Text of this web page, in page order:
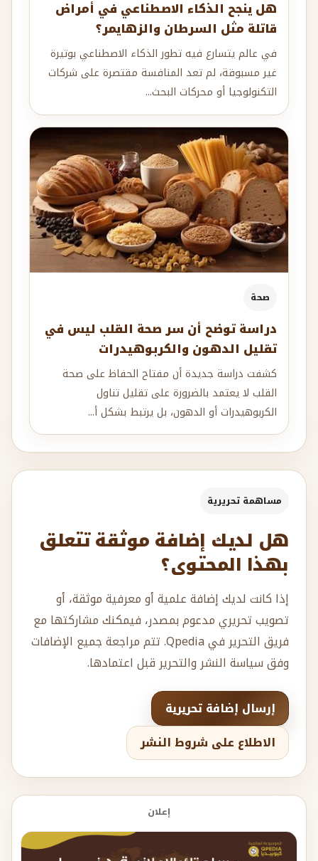
هل ينجح الذكاء الاصطناعي في أمراض
قاتلة مثل السرطان والزهايمر؟
في عالم يتسارع فيه تطور الذكاء الاصطناعي بوتيرة
غير مسبوقة، لم تعد المنافسة مقتصرة على شركات
التكنولوجيا أو محركات البحث...
صحة
دراسة توضح أن سر صحة القلب ليس في
تقليل الدهون والكربوهيدرات
كشفت دراسة جديدة أن مفتاح الحفاظ على صحة
القلب لا يعتمد بالضرورة على تقليل تناول
الكربوهيدرات أو الدهون، بل يرتبط بشكل أ...
مساهمة تحريرية
هل لديك إضافة موثقة تتعلق
بهذا المحتوى؟
إذا كانت لديك إضافة علمية أو معرفية موثقة، أو
تصويب تحريري مدعوم بمصدر، فيمكنك مشاركتها مع
فريق التحرير في Qpedia. تتم مراجعة جميع الإضافات
وفق سياسة النشر والتحرير قبل اعتمادها.
إرسال إضافة تحريرية
الاطلاع على شروط النشر
إعلان